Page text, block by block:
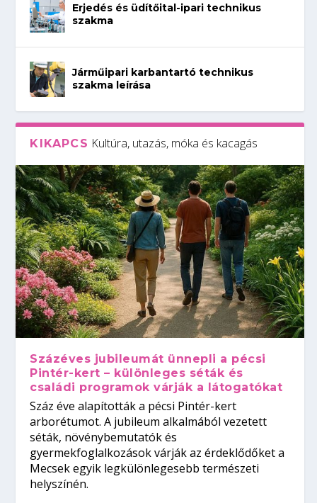
Erjedés és üdítőital-ipari technikus
szakma
Járműipari karbantartó technikus
szakma leírása
KIKAPCS Kultúra, utazás, móka és kacagás
Százéves jubileumát ünnepli a pécsi
Pintér-kert – különleges séták és
családi programok várják a látogatókat
Száz éve alapították a pécsi Pintér-kert
arborétumot. A jubileum alkalmából vezetett
séták, növénybemutatók és
gyermekfoglalkozások várják az érdeklődőket a
Mecsek egyik legkülönlegesebb természeti
helyszínén.